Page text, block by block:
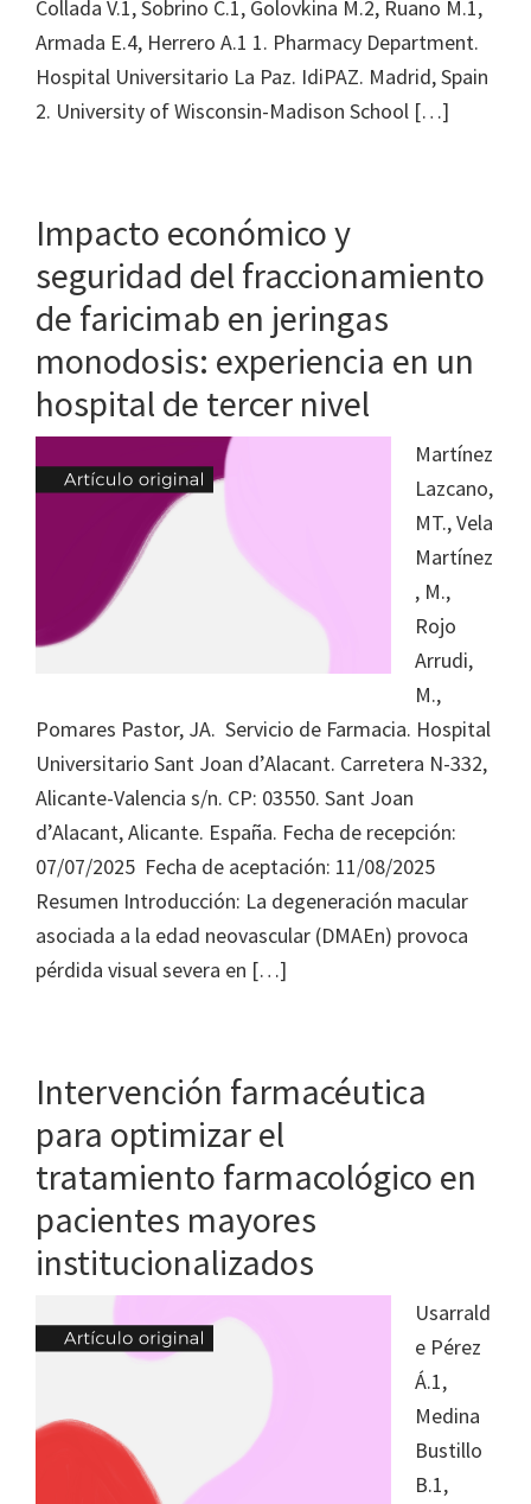
Collada V.1, Sobrino C.1, Golovkina M.2, Ruano M.1,
Armada E.4, Herrero A.1 1. Pharmacy Department.
Hospital Universitario La Paz. IdiPAZ. Madrid, Spain
2. University of Wisconsin-Madison School […]
Impacto económico y
seguridad del fraccionamiento
de faricimab en jeringas
monodosis: experiencia en un
hospital de tercer nivel
Martínez
Lazcano,
MT., Vela
Martínez
, M.,
Rojo
Arrudi,
M.,
Pomares Pastor, JA. Servicio de Farmacia. Hospital
Universitario Sant Joan d’Alacant. Carretera N-332,
Alicante-Valencia s/n. CP: 03550. Sant Joan
d’Alacant, Alicante. España. Fecha de recepción:
07/07/2025 Fecha de aceptación: 11/08/2025
Resumen Introducción: La degeneración macular
asociada a la edad neovascular (DMAEn) provoca
pérdida visual severa en […]
Intervención farmacéutica
para optimizar el
tratamiento farmacológico en
pacientes mayores
institucionalizados
Usarrald
e Pérez
Á.1,
Medina
Bustillo
B.1,